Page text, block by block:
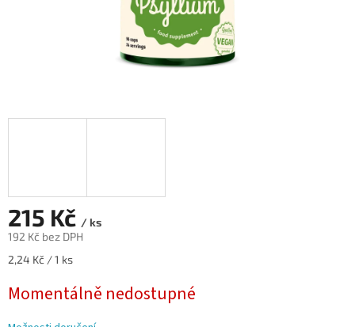
215 Kč / ks
192 Kč bez DPH
Měrná
2,24 Kč / 1 ks
Momentálně nedostupné